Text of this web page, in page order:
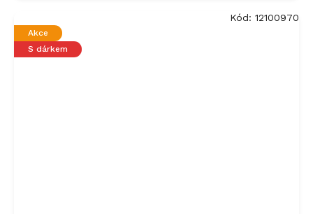
Akce
S dárkem
Kód: 12100970